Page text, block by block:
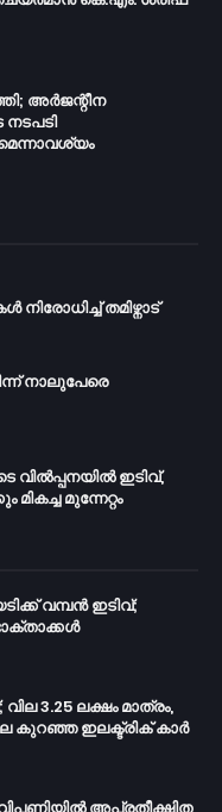
അർജന്റീന
നടപടി
തമിഴ്നാട്
നാലുപേരെ
വിൽപ്പനയിൽ ഇടിവ്,
മുന്നേറ്റം
വമ്പൻ ഇടിവ്;
3.25 ലക്ഷം മാത്രം,
കുറഞ്ഞ ഇലക്ട്രിക് കാർ